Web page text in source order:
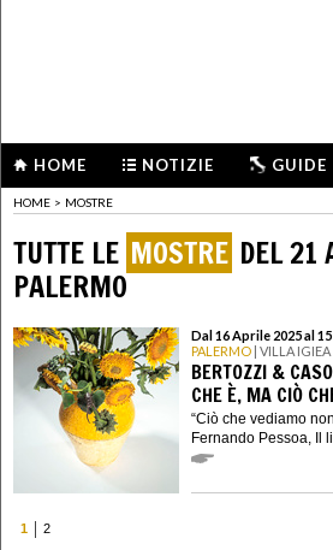
HOME NOTIZIE GUIDE
HOME > MOSTRE
TUTTE LE MOSTRE DEL 21
PALERMO
Dal 16 Aprile 2025 al
PALERMO | VILLA IGIEA
BERTOZZI &
CHE È, MA CIÒ
“Ciò che vediamo
Fernando Pessoa, Il
1 2